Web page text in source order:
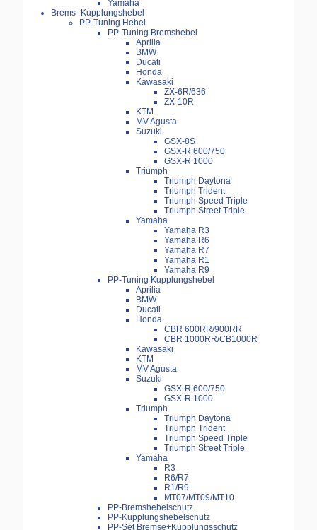
Yamaha
Brems- Kupplungshebel
PP-Tuning Hebel
PP-Tuning Bremshebel
Aprilia
BMW
Ducati
Honda
Kawasaki
ZX-6R/636
ZX-10R
KTM
MV Agusta
Suzuki
GSX-8S
GSX-R 600/750
GSX-R 1000
Triumph
Triumph Daytona
Triumph Trident
Triumph Speed Triple
Triumph Street Triple
Yamaha
Yamaha R3
Yamaha R6
Yamaha R7
Yamaha R1
Yamaha R9
PP-Tuning Kupplungshebel
Aprilia
BMW
Ducati
Honda
CBR 600RR/900RR
CBR 1000RR/CB1000R
Kawasaki
KTM
MV Agusta
Suzuki
GSX-R 600/750
GSX-R 1000
Triumph
Triumph Daytona
Triumph Trident
Triumph Speed Triple
Triumph Street Triple
Yamaha
R3
R6/R7
R1/R9
MT07/MT09/MT10
PP-Bremshebelschutz
PP-Kupplungshebelschutz
PP-Set Bremse+Kupplungsschutz